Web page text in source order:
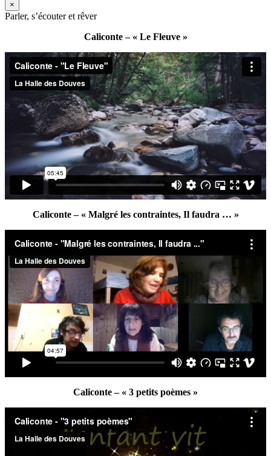
×
Parler, s’écouter et rêver
Caliconte – « Le Fleuve »
Caliconte – « Malgré les contraintes, Il faudra … »
Caliconte – « 3 petits poèmes »